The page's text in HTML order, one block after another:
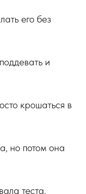
его без
и
крошаться в
но потом она
теста,